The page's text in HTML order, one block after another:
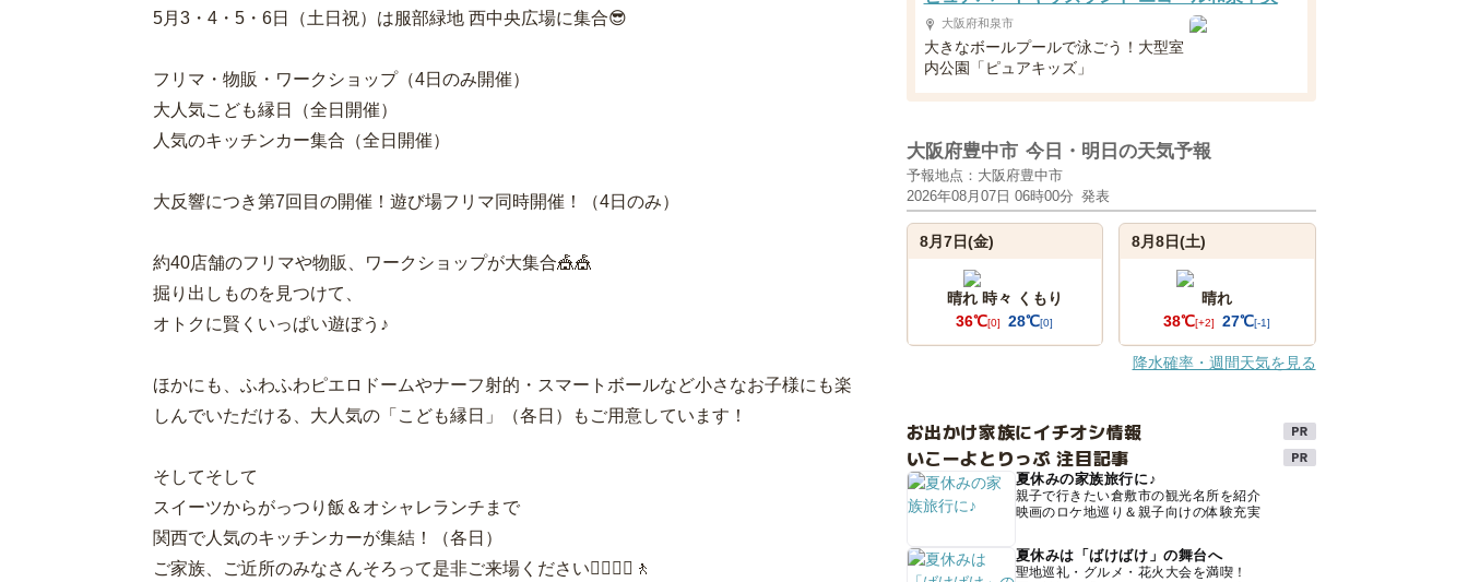
5月3・4・5・6日（土日祝）は服部緑地 西中央広場に集合😎
フリマ・物販・ワークショップ（4日のみ開催）
大人気こども縁日（全日開催）
人気のキッチンカー集合（全日開催）
大反響につき第7回目の開催！遊び場フリマ同時開催！（4日のみ）
約40店舗のフリマや物販、ワークショップが大集合🎪🎪
掘り出しものを見つけて、
オトクに賢くいっぱい遊ぼう♪
ほかにも、ふわふわピエロドームやナーフ射的・スマートボールなど小さなお子様にも楽
しんでいただける、大人気の「こども縁日」（各日）もご用意しています！
そしてそして
スイーツからがっつり飯＆オシャレランチまで
関西で人気のキッチンカーが集結！（各日）
ご家族、ご近所のみなさんそろって是非ご来場ください🚶‍♀️🚶‍♂️🚶
大阪府和泉市
大きなボールプールで泳ごう！大型室
内公園「ピュアキッズ」
大阪府豊中市 今日・明日の天気予報
予報地点：大阪府豊中市
2026年08月07日 06時00分 発表
8月7日(金)
晴れ 時々 くもり
36℃[0] 28℃[0]
8月8日(土)
晴れ
38℃[+2] 27℃[-1]
降水確率・週間天気を見る
お出かけ家族にイチオシ情報
いこーよとりっぷ 注目記事
夏休みの家族旅行に♪
親子で行きたい倉敷市の観光名所を紹介
映画のロケ地巡り＆親子向けの体験充実
夏休みは「ばけばけ」の舞台へ
聖地巡礼・グルメ・花火大会を満喫！